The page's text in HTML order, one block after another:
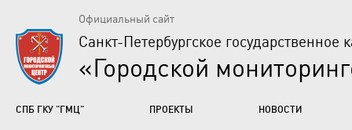
Официальный сайт
Санкт-Петербургское государственное
«Городской
СПБ ГКУ "ГМЦ" ПРОЕКТЫ НОВОСТИ